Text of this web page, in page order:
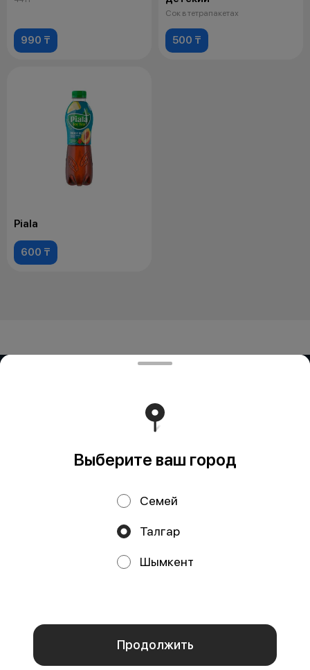
990 ₸
Сок в тетрапакетах
500 ₸
Piala
600 ₸
аналитических сервисов согласно нашейполитике
конфиденциальности
в АО "Kaspi Bank" БИК CASPKZKA
Работает на эффективном ядре
Политика конфиденциальности
Выберите ваш город
Семей
Талгар
Шымкент